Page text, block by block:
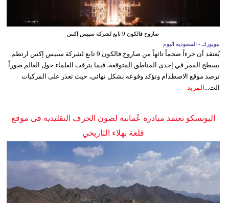
صاروخ فالكون 9 تابع لشركة سبيس إكس
نيويورك - السعودية اليوم
يُعتقد أن جزءاً ضخماً تائهاً من صاروخ فالكون 9 تابع لشركة سبيس إكس ارتطم
بسطح القمر في إحدى المناطق المتوقعة، فيما يترقب العلماء حول العالم صوراً
ترصد موقع الاصطدام وتؤكد وقوعه بشكل نهائي، حيث تعذر على المركبات
الت...
المزيد
اليونسكو تعتمد مبادرة عُمانية لصون الحرف التقليدية في موقع
قلعة بهلاء التاريخي